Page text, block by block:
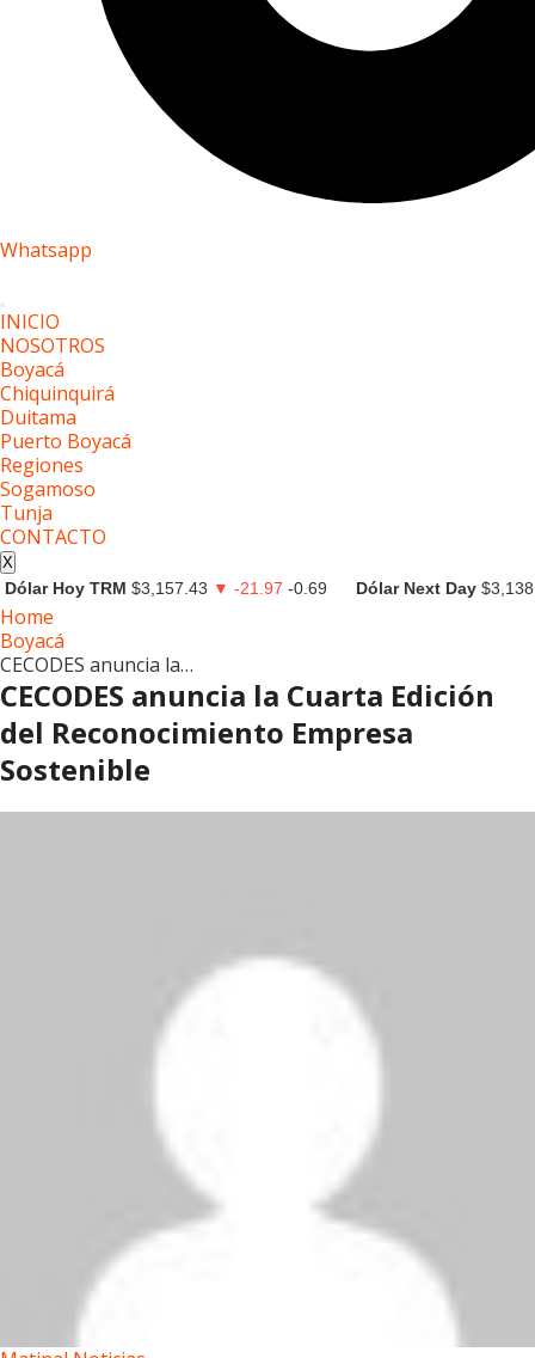
Whatsapp
INICIO
NOSOTROS
Boyacá
Chiquinquirá
Duitama
Puerto Boyacá
Regiones
Sogamoso
Tunja
CONTACTO
X
Dólar Hoy TRM $3,157.43 ▼ -21.97 -0.69 Dólar Next Day
Home
Boyacá
CECODES anuncia la…
CECODES anuncia la Cuarta Edición
del Reconocimiento Empresa
Sostenible